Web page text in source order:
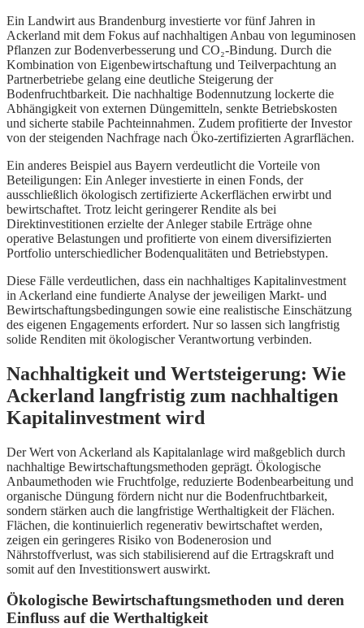
Ein Landwirt aus Brandenburg investierte vor fünf Jahren in
Ackerland mit dem Fokus auf nachhaltigen Anbau von leguminosen
Pflanzen zur Bodenverbesserung und CO₂-Bindung. Durch die
Kombination von Eigenbewirtschaftung und Teilverpachtung an
Partnerbetriebe gelang eine deutliche Steigerung der
Bodenfruchtbarkeit. Die nachhaltige Bodennutzung lockerte die
Abhängigkeit von externen Düngemitteln, senkte Betriebskosten
und sicherte stabile Pachteinnahmen. Zudem profitierte der Investor
von der steigenden Nachfrage nach Öko-zertifizierten Agrarflächen.
Ein anderes Beispiel aus Bayern verdeutlicht die Vorteile von
Beteiligungen: Ein Anleger investierte in einen Fonds, der
ausschließlich ökologisch zertifizierte Ackerflächen erwirbt und
bewirtschaftet. Trotz leicht geringerer Rendite als bei
Direktinvestitionen erzielte der Anleger stabile Erträge ohne
operative Belastungen und profitierte von einem diversifizierten
Portfolio unterschiedlicher Bodenqualitäten und Betriebstypen.
Diese Fälle verdeutlichen, dass ein nachhaltiges Kapitalinvestment
in Ackerland eine fundierte Analyse der jeweiligen Markt- und
Bewirtschaftungsbedingungen sowie eine realistische Einschätzung
des eigenen Engagements erfordert. Nur so lassen sich langfristig
solide Renditen mit ökologischer Verantwortung verbinden.
Nachhaltigkeit und Wertsteigerung: Wie
Ackerland langfristig zum nachhaltigen
Kapitalinvestment wird
Der Wert von Ackerland als Kapitalanlage wird maßgeblich durch
nachhaltige Bewirtschaftungsmethoden geprägt. Ökologische
Anbaumethoden wie Fruchtfolge, reduzierte Bodenbearbeitung und
organische Düngung fördern nicht nur die Bodenfruchtbarkeit,
sondern stärken auch die langfristige Werthaltigkeit der Flächen.
Flächen, die kontinuierlich regenerativ bewirtschaftet werden,
zeigen ein geringeres Risiko von Bodenerosion und
Nährstoffverlust, was sich stabilisierend auf die Ertragskraft und
somit auf den Investitionswert auswirkt.
Ökologische Bewirtschaftungsmethoden und deren
Einfluss auf die Werthaltigkeit